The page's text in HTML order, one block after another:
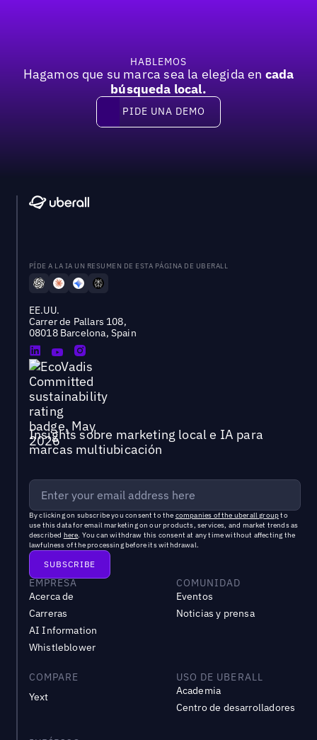
HABLEMOS
Hagamos que su marca sea la elegida en cada
búsqueda local.
Pide una demo
PIDE UNA DEMO
PÍDE A LA IA UN RESUMEN DE ESTA PÁGINA DE UBERALL
EE.UU.
Carrer de Pallars 108,
08018 Barcelona, Spain
Insights sobre marketing local e IA para
marcas multiubicación
By clicking on subscribe you consent to the companies of the uberall groupto
use this data for email marketing on our products, services, and market trends as
described here. You can withdraw this consent at any time without affecting the
lawfulness of the processing before its withdrawal.
EMPRESA
Acerca de
Carreras
AI Information
Whistleblower
COMUNIDAD
Eventos
Noticias y prensa
COMPARE
Yext
USO DE UBERALL
Academia
Centro de desarrolladores